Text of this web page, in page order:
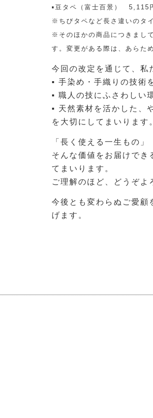
▪豆タペ（富士百景）
※ちびタペなど長さ違いのタ
※そのほかの商品につきまし
す。変更がある際は、あらた
今回の改定を通じて、私
▪ 手染め・手織りの技術
▪ 職人の技にふさわしい
▪ 天然素材を活かした、
を大切にしてまいります
「長く使える一生もの
そんな価値をお届けでき
てまいります。
ご理解のほど、どうぞよ
今後とも変わらぬご愛顧
げます。